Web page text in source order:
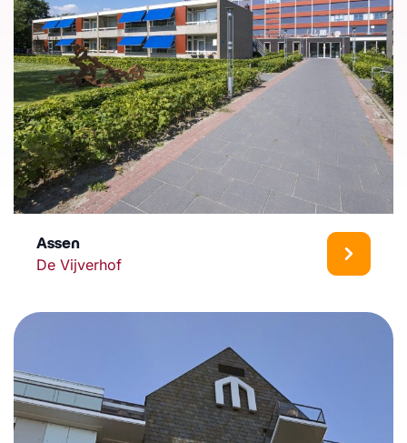
Assen
De Vijverhof